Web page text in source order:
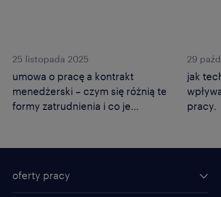
25 listopada 2025
umowa o pracę a kontrakt
menedżerski – czym się różnią te
formy zatrudnienia i co je
29
jak
pracy.
oferty pracy